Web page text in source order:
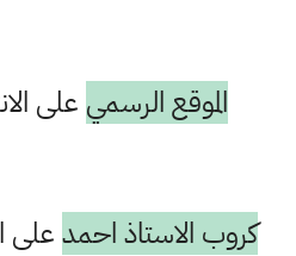
الموقع الرسمي على
كروب الاستاذ احمدعلى